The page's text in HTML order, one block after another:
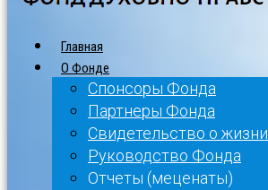
Главная
О Фонде
Спонсоры Фонда
Партнеры Фонда
Свидетельство о жизни
Руководство Фонда
Отчеты (меценаты)